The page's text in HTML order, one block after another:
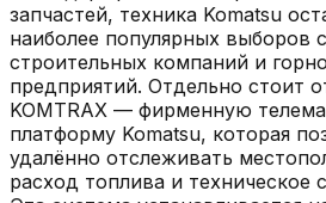
запчастей, техника Komatsu
наиболее популярных выборов
строительных компаний и
предприятий. Отдельно стоит
KOMTRAX — фирменную
платформу Komatsu, которая
удалённо отслеживать
расход топлива и техническое